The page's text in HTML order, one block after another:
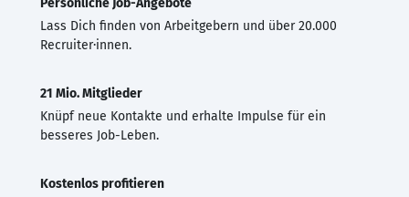
Lass Dich finden von Arbeitgebern und über 20.000
Recruiter·innen.
21 Mio. Mitglieder
Knüpf neue Kontakte und erhalte Impulse für ein
besseres Job-Leben.
Kostenlos profitieren